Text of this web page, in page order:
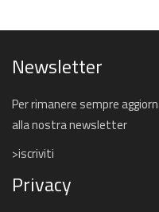
Newsletter
Per rimanere sempre
alla nostra newsletter
>iscriviti
Privacy